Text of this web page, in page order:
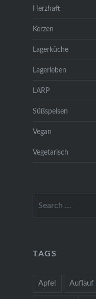
Herzhaft
Kerzen
Lagerküche
Lagerleben
LARP
Süßspeisen
Vegan
Vegetarisch
TAGS
Apfel Auflauf